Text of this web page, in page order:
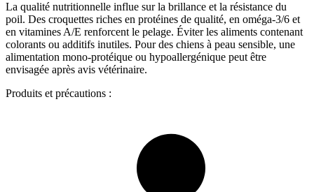
La qualité nutritionnelle influe sur la brillance et la résistance du
poil. Des croquettes riches en protéines de qualité, en oméga-3/6 et
en vitamines A/E renforcent le pelage. Éviter les aliments contenant
colorants ou additifs inutiles. Pour des chiens à peau sensible, une
alimentation mono-protéique ou hypoallergénique peut être
envisagée après avis vétérinaire.
Produits et précautions :